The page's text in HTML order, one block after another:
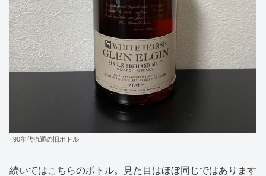
90年代流通の旧ボトル
続いてはこちらのボトル。見た目はほぼ同じではあります